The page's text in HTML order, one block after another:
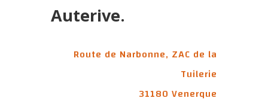
Auterive.
Route de Narbonne, ZAC de la
Tuilerie
31180 Venerque